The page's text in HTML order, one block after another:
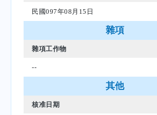
民國097年08月15日
雜項
雜項工作物
--
其他
核准日期